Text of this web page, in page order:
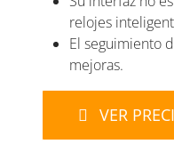
relojes
El seguimiento
mejoras.
VER